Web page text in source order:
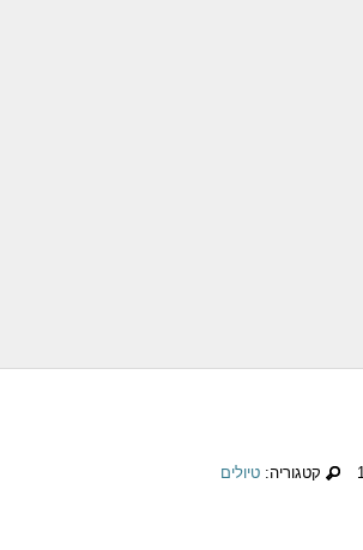
קטגוריה: טיולים